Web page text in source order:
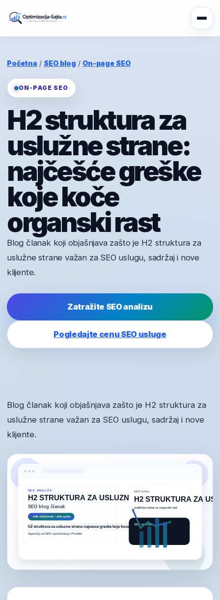
Početna / SEO blog / On-page SEO
ON-PAGE SEO
H2 struktura za
uslužne strane:
najčešće greške
koje koče
organski rast
Blog članak koji objašnjava zašto je H2 struktura za
uslužne strane važan za SEO uslugu, sadržaj i nove
klijente.
Zatražite SEO analizu
Pogledajte cenu SEO usluge
Blog članak koji objašnjava zašto je H2 struktura za
uslužne strane važan za SEO uslugu, sadržaj i nove
klijente.